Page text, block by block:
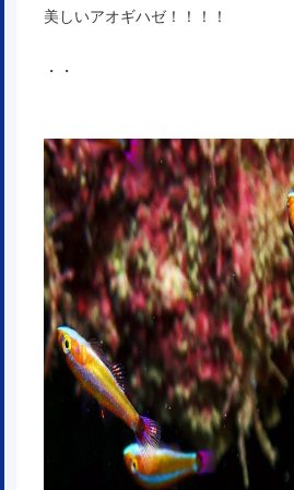
美しいアオギハゼ！！！！
・・